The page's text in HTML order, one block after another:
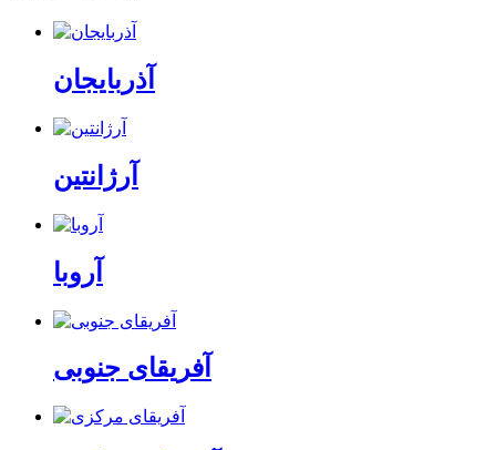
آذربایجان
آرژانتین
آروبا
آفریقای جنوبی